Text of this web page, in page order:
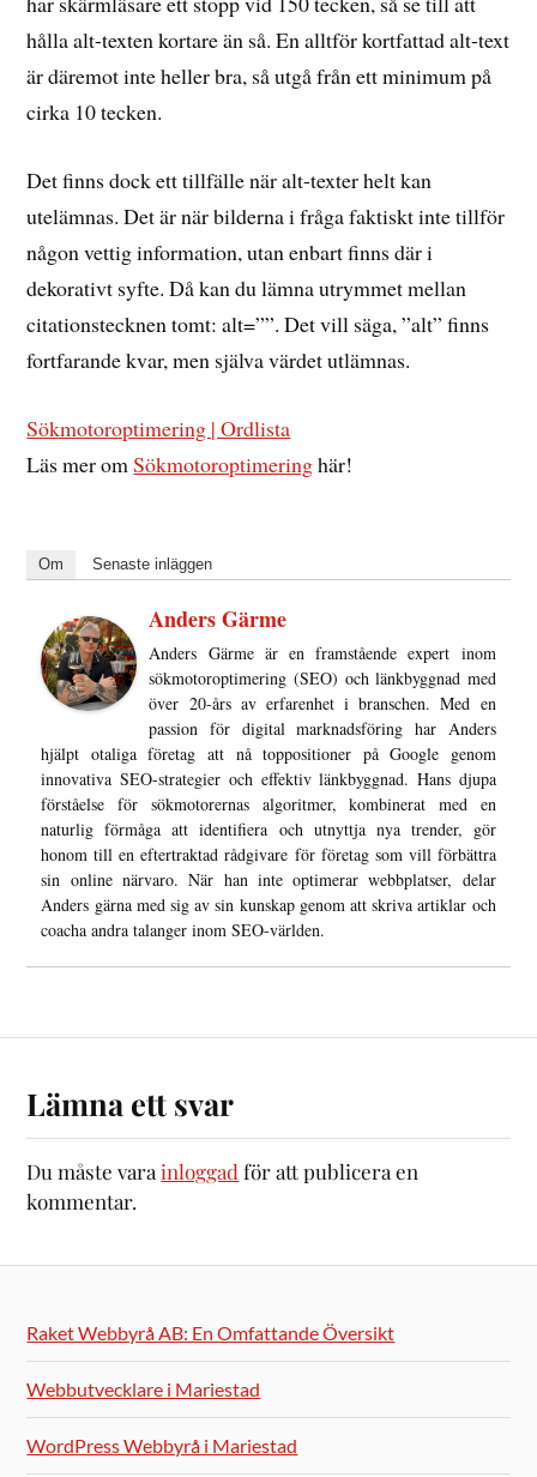
hålla alt-texten kortare än så. En alltför kortfattad alt-text
är däremot inte heller bra, så utgå från ett minimum på
cirka 10 tecken.
Det finns dock ett tillfälle när alt-texter helt kan
utelämnas. Det är när bilderna i fråga faktiskt inte tillför
någon vettig information, utan enbart finns där i
dekorativt syfte. Då kan du lämna utrymmet mellan
citationstecknen tomt: alt=””. Det vill säga, ”alt” finns
fortfarande kvar, men själva värdet utlämnas.
Sökmotoroptimering | Ordlista
Läs mer omSökmotoroptimeringhär!
Om Senaste inläggen
Anders Gärme
Anders Gärme är en framstående expert inom
sökmotoroptimering (SEO) och länkbyggnad med
över 20-års av erfarenhet i branschen. Med en
passion för digital marknadsföring har Anders
hjälpt otaliga företag att nå toppositioner på Google genom
innovativa SEO-strategier och effektiv länkbyggnad. Hans djupa
förståelse för sökmotorernas algoritmer, kombinerat med en
naturlig förmåga att identifiera och utnyttja nya trender, gör
honom till en eftertraktad rådgivare för företag som vill förbättra
sin online närvaro. När han inte optimerar webbplatser, delar
Anders gärna med sig av sin kunskap genom att skriva artiklar och
coacha andra talanger inom SEO-världen.
Lämna ett svar
Du måste varainloggad för att publicera en
kommentar.
Raket Webbyrå AB: En Omfattande Översikt
Webbutvecklare i Mariestad
WordPress Webbyrå i Mariestad